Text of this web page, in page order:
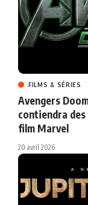
FILMS & SÉRIES
Avengers
contiendra
film Marvel
20 avril 2026